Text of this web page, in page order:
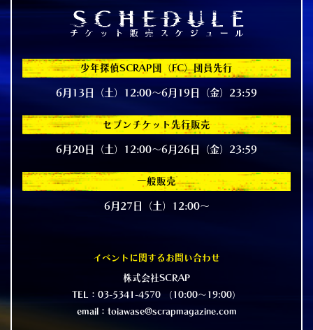
少年探偵SCRAP団（FC）団員先行
6月13日（土）12:00～6月19日（金）23:59
セブンチケット先行販売
6月20日（土）12:00～6月26日（金）23:59
一般販売
6月27日（土）12:00～
イベントに関するお問い合わせ
株式会社SCRAP
TEL：03-5341-4570 （10:00～19:00）
email：toiawase@scrapmagazine.com